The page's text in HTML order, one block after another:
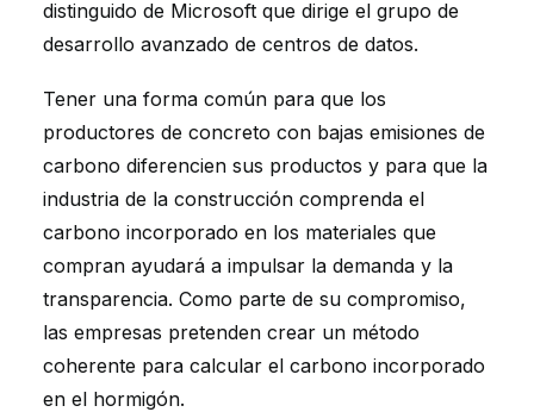
distinguido de Microsoft que dirige el grupo de
desarrollo avanzado de centros de datos.
Tener una forma común para que los
productores de concreto con bajas emisiones de
carbono diferencien sus productos y para que la
industria de la construcción comprenda el
carbono incorporado en los materiales que
compran ayudará a impulsar la demanda y la
transparencia. Como parte de su compromiso,
las empresas pretenden crear un método
coherente para calcular el carbono incorporado
en el hormigón.